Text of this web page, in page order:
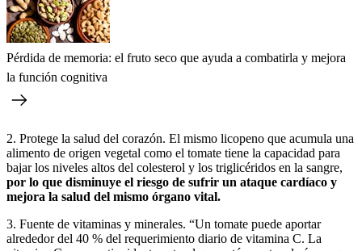
Pérdida de memoria: el fruto seco que ayuda a combatirla y mejora
la función cognitiva
2. Protege la salud del corazón. El mismo licopeno que acumula una
alimento de origen vegetal como el tomate tiene la capacidad para
bajar los niveles altos del colesterol y los triglicéridos en la sangre,
por lo que disminuye el riesgo de sufrir un ataque cardíaco y
mejora la salud del mismo órgano vital.
3. Fuente de vitaminas y minerales. “Un tomate puede aportar
alrededor del 40 % del requerimiento diario de vitamina C. La